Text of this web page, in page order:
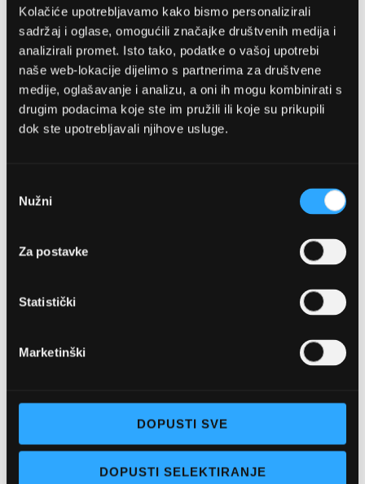
Kolačiće upotrebljavamo kako bismo personalizirali
sadržaj i oglase, omogućili značajke društvenih medija i
analizirali promet. Isto tako, podatke o vašoj upotrebi
naše web-lokacije dijelimo s partnerima za društvene
medije, oglašavanje i analizu, a oni ih mogu kombinirati s
drugim podacima koje ste im pružili ili koje su prikupili
dok ste upotrebljavali njihove usluge.
pristanka
Nužni
Za postavke
Statistički
Marketinški
DOPUSTI SVE
DOPUSTI SELEKTIRANJE
Detalji
Podijeli s prijateljima
webshop@optikanjego.hr
OPTIKA NJEGO, POSLOVNICA 2